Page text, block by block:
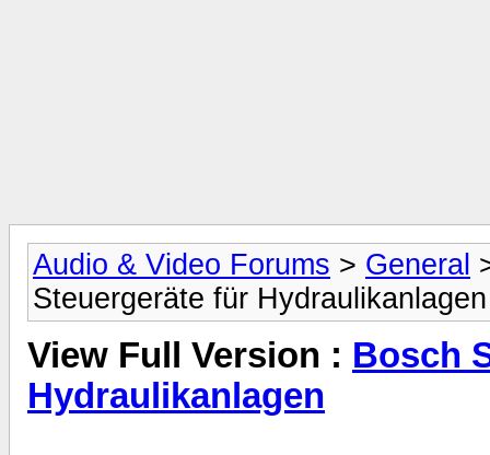
Audio & Video Forums > General
Steuergeräte für Hydraulikanlagen
View Full Version : Bosch
Hydraulikanlagen